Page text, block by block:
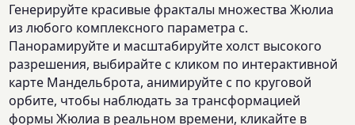
Генерируйте красивые фракталы множества Жюлиа
из любого комплексного параметра c.
Панорамируйте и масштабируйте холст высокого
разрешения, выбирайте c кликом по интерактивной
карте Мандельброта, анимируйте c по круговой
орбите, чтобы наблюдать за трансформацией
формы Жюлиа в реальном времени, кликайте в